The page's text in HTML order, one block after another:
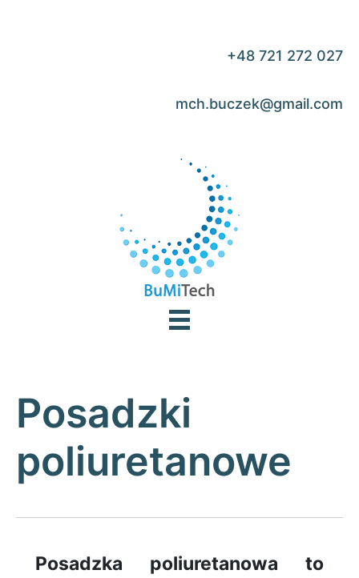
+48 721 272 027
mch.buczek@gmail.com
Posadzki
poliuretanowe
Posadzka poliuretanowa to